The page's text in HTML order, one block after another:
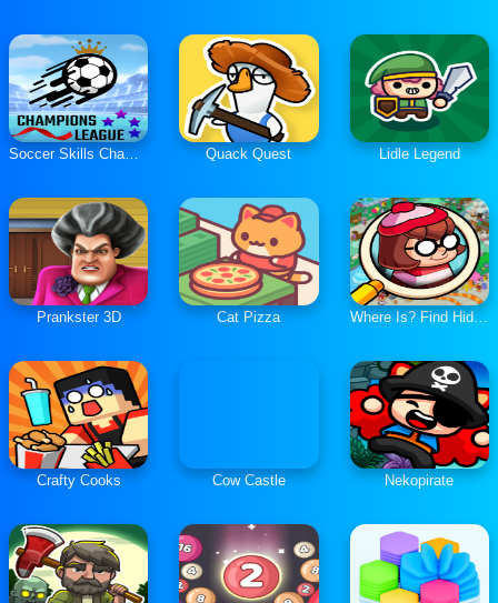
Soccer Skills Champions League Quack Quest Lidle Legend
Prankster 3D Cat Pizza Where Is? Find Hidden Objects
Crafty Cooks Cow Castle Nekopirate